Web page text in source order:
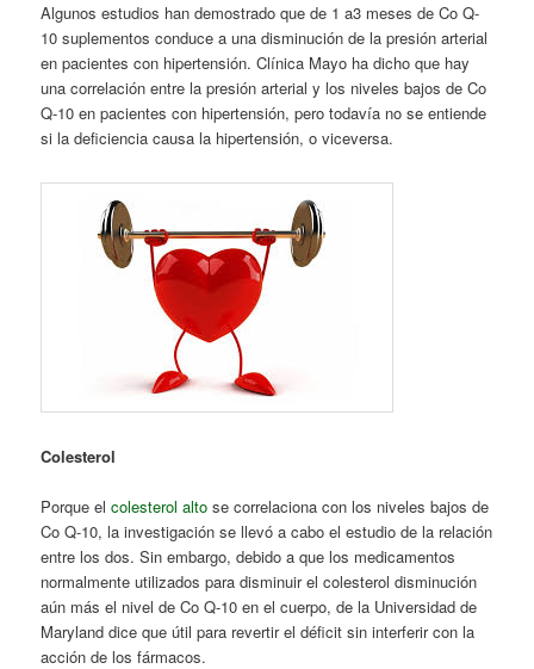
Algunos estudios han demostrado que de 1 a3 meses de Co Q-
10 suplementos conduce a una disminución de la presión arterial
en pacientes con hipertensión. Clínica Mayo ha dicho que hay
una correlación entre la presión arterial y los niveles bajos de Co
Q-10 en pacientes con hipertensión, pero todavía no se entiende
si la deficiencia causa la hipertensión, o viceversa.
Colesterol
Porque elcolesterol alto se correlaciona con los niveles bajos de
Co Q-10, la investigación se llevó a cabo el estudio de la relación
entre los dos. Sin embargo, debido a que los medicamentos
normalmente utilizados para disminuir el colesterol disminución
aún más el nivel de Co Q-10 en el cuerpo, de la Universidad de
Maryland dice que útil para revertir el déficit sin interferir con la
acción de los fármacos.